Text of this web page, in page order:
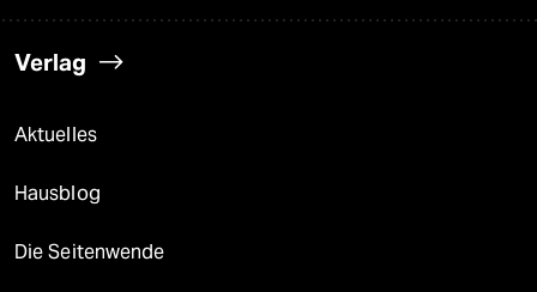
Verlag
Aktuelles
Hausblog
Die Seitenwende